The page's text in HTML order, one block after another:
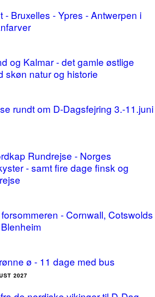
- Bruxelles - Ypres - Antwerpen i
og Kalmar - det gamle østlige
skøn natur og historie
rundt om D-Dagsfejring 3.-11.juni
Rundrejse - Norges
- samt fire dage finsk og
- Cornwall, Cotswolds
ø - 11 dage med bus
2027